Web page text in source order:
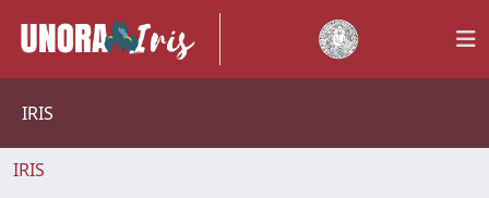
IRIS
IRIS